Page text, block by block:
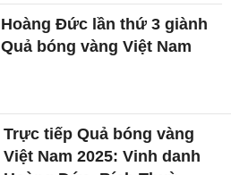
Hoàng Đức lần thứ 3 giành
Quả bóng vàng Việt Nam
Trực tiếp Quả bóng vàng
Việt Nam 2025: Vinh danh